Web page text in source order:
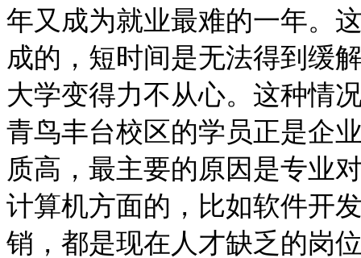
年又成为就业最难的一年。
成的，短时间是无法得到缓
大学变得力不从心。这种情
青鸟丰台校区的学员正是企
质高，最主要的原因是专业
计算机方面的，比如软件开
销，都是现在人才缺乏的岗